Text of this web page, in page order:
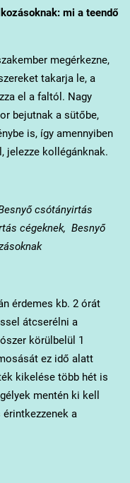
mi a teendő
megérkezne,
takarja le, a
el a faltól. Nagy
bejutnak a sütőbe,
is, így amennyiben
jelezze kollégánknak.
csótányirtás
cégeknek, Besnyő
érdemes kb. 2 órát
átcserélni a
körülbelül 1
ez idő alatt
kikelése több hét is
mentén ki kell
a